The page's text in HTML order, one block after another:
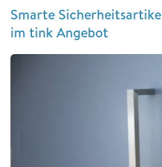
Smarte
im tink Angebot